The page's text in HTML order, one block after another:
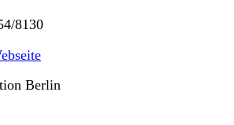
8130
Berlin